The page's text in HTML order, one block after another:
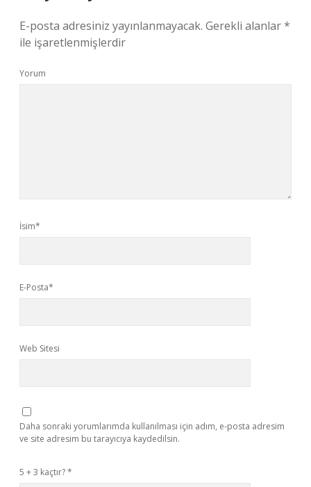
E-posta adresiniz yayınlanmayacak. Gerekli alanlar*
ile işaretlenmişlerdir
Yorum
İsim*
E-Posta*
Web Sitesi
Daha sonraki yorumlarımda kullanılması için adım, e-posta adresim
ve site adresim bu tarayıcıya kaydedilsin.
5 + 3 kaçtır?*